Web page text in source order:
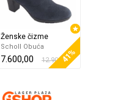
Ženske čizme
Scholl Obuća
7.600,00 12.900,00
41%